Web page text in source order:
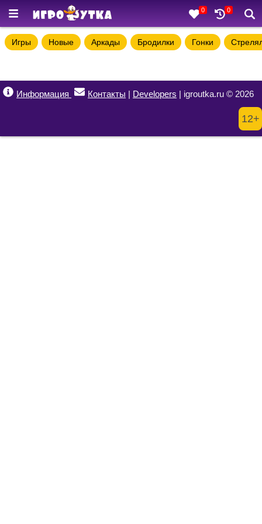
0 0
Игры Новые Аркады Бродилки Гонки
Информация Контакты | Developers | igroutka.ru © 2026
12+